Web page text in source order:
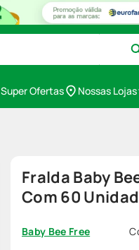
Super Ofertas Nossas Lojas
Fralda Baby
Com 60
Baby Bee Free